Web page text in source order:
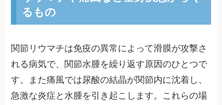
るもの
関節リウマチは免疫の異常によって滑膜が攻撃さ
れる病気で、関節水腫を繰り返す原因のひとつで
す。また痛風では尿酸の結晶が関節内に沈着し、
急激な炎症と水腫を引き起こします。これらの場